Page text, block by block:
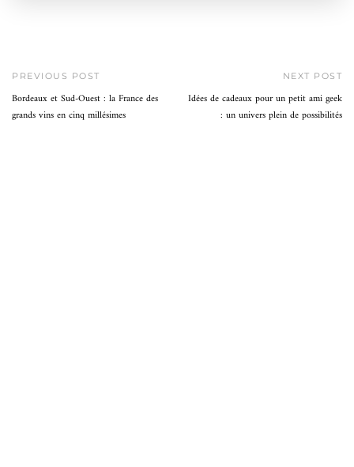
PREVIOUS POST
Bordeaux et Sud-Ouest : la France des
grands vins en cinq millésimes
NEXT POST
Idées de cadeaux pour un petit ami geek
: un univers plein de possibilités